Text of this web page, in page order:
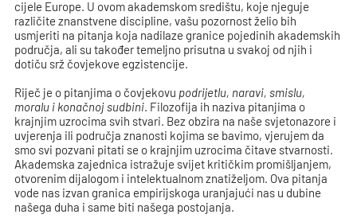
cijele Europe. U ovom akademskom središtu, koje njeguje
različite znanstvene discipline, vašu pozornost želio bih
usmjeriti na pitanja koja nadilaze granice pojedinih akademskih
područja, ali su također temeljno prisutna u svakoj od njih i
dotiču srž čovjekove egzistencije.
Riječ je o pitanjima o čovjekovu podrijetlu, naravi, smislu,
moralu i konačnoj sudbini. Filozofija ih naziva pitanjima o
krajnjim uzrocima svih stvari. Bez obzira na naše svjetonazore i
uvjerenja ili područja znanosti kojima se bavimo, vjerujem da
smo svi pozvani pitati se o krajnjim uzrocima čitave stvarnosti.
Akademska zajednica istražuje svijet kritičkim promišljanjem,
otvorenim dijalogom i intelektualnom znatiželjom. Ova pitanja
vode nas izvan granica empirijskoga uranjajući nas u dubine
našega duha i same biti našega postojanja.